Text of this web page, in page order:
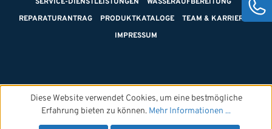
REPARATURANTRAG
PRODUKTKATALOGE
TEAM & KARRIERE
IMPRESSUM
Diese Website verwendet Cookies, um eine bestmögliche
Erfahrung bieten zu können. Mehr Informationen ...